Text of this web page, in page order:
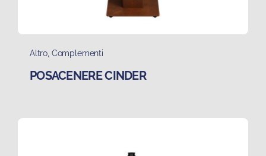
Altro Complementi
POSACENERE CINDER